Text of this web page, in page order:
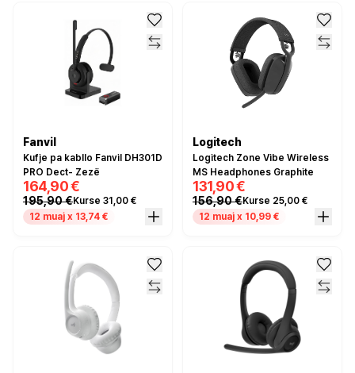
Fanvil
Kufje pa kabllo Fanvil DH301D
PRO Dect- Zezë
164,90 €
195,90 €Kurse 31,00 €
12 muaj x 13,74 €
Logitech
Logitech Zone Vibe Wireless
MS Headphones Graphite
131,90 €
156,90 €Kurse 25,00 €
12 muaj x 10,99 €